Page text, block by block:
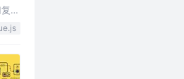
杂